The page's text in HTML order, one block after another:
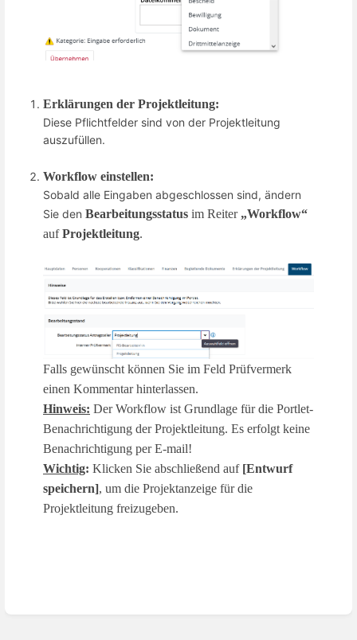
Erklärungen der Projektleitung:
Diese Pflichtfelder sind von der Projektleitung
auszufüllen.
Workflow einstellen:
Sobald alle Eingaben abgeschlossen sind, ändern
Sie den Bearbeitungsstatus im Reiter „Workflow“
aufProjektleitung.
Falls gewünscht können Sie im Feld Prüfvermerk
einen Kommentar hinterlassen.
Hinweis: Der Workflow ist Grundlage für die Portlet-
Benachrichtigung der Projektleitung. Es erfolgt keine
Benachrichtigung per E-mail!
Wichtig: Klicken Sie abschließend auf [Entwurf
speichern], um die Projektanzeige für die
Projektleitung freizugeben.